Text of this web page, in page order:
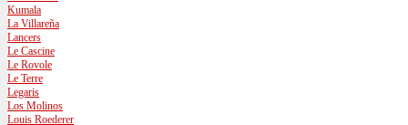
Kumala
La Villareña
Lancers
Le Cascine
Le Rovole
Le Terre
Legaris
Los Molinos
Louis Roederer